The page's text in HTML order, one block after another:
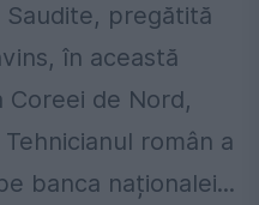
pregătită
în această
Coreei de Nord,
român a
banca naționalei...